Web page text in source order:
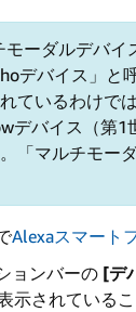
モーダルデバイ
デバイス」
ているわけで
デバイス（第
「マルチモー
Alexaスマート
ョンバーの [デ
示されているこ